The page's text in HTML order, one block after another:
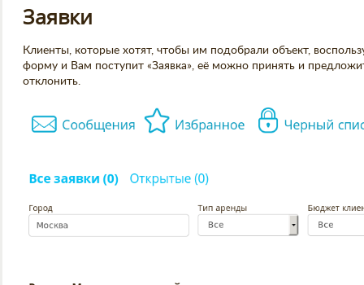
Заявки
Клиенты, которые хотят, чтобы им подобрали объект,
форму и Вам поступит «Заявка», её можно принять и
отклонить.